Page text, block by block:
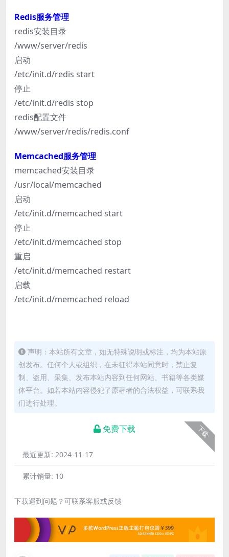
Redis服务管理
redis安装目录
/www/server/redis
启动
/etc/init.d/redis start
停止
/etc/init.d/redis stop
redis配置文件
/www/server/redis/redis.conf
Memcached服务管理
memcached安装目录
/usr/local/memcached
启动
/etc/init.d/memcached start
停止
/etc/init.d/memcached stop
重启
/etc/init.d/memcached restart
启载
/etc/init.d/memcached reload
声明：本站所有文章，如无特殊说明或标注，均为本站原
创发布。任何个人或组织，在未征得本站同意时，禁止复
制、盗用、采集、发布本站内容到任何网站、书籍等各类媒
体平台。如若本站内容侵犯了原著者的合法权益，可联系我
们进行处理。
下载
免费下载
最近更新: 2024-11-17
累计销量: 10
下载遇到问题？可联系客服或反馈